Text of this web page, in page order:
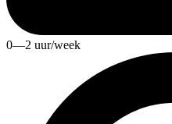
0—2 uur/week